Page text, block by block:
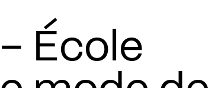
École